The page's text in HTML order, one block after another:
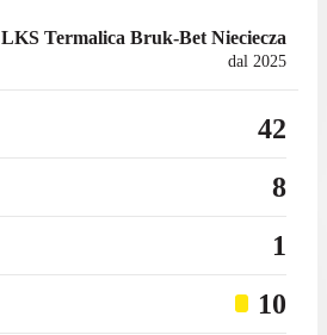
LKS Termalica Bruk-Bet Nieciecza
dal 2025
42
8
1
10